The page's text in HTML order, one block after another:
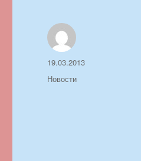
Автор
Опубликовано
19.03.2013
Рубрики
Новости